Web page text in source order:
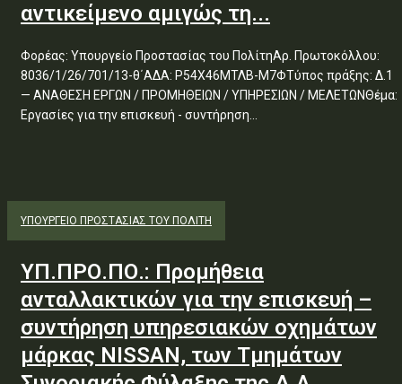
αντικείμενο αμιγώς τη...
Φορέας: Υπουργείο Προστασίας του ΠολίτηΑρ. Πρωτοκόλλου:
8036/1/26/701/13-θ΄ΑΔΑ: Ρ54Χ46ΜΤΛΒ-Μ7ΦΤύπος πράξης: Δ.1
— ΑΝΑΘΕΣΗ ΕΡΓΩΝ / ΠΡΟΜΗΘΕΙΩΝ / ΥΠΗΡΕΣΙΩΝ / ΜΕΛΕΤΩΝΘέμα:
Εργασίες για την επισκευή - συντήρηση...
ΥΠΟΥΡΓΕΊΟ ΠΡΟΣΤΑΣΊΑΣ ΤΟΥ ΠΟΛΊΤΗ
ΥΠ.ΠΡΟ.ΠΟ.: Προμήθεια
ανταλλακτικών για την επισκευή –
συντήρηση υπηρεσιακών οχημάτων
μάρκας NISSAN, των Τμημάτων